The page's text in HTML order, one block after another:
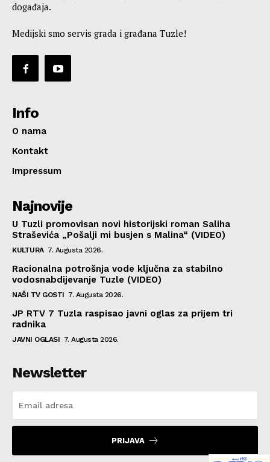
događaja.
Medijski smo servis grada i građana Tuzle!
Info
O nama
Kontakt
Impressum
Najnovije
U Tuzli promovisan novi historijski roman Saliha
Straševića „Pošalji mi busjen s Malina“ (VIDEO)
KULTURA 7. Augusta 2026.
Racionalna potrošnja vode ključna za stabilno
vodosnabdijevanje Tuzle (VIDEO)
NAŠI TV GOSTI 7. Augusta 2026.
JP RTV 7 Tuzla raspisao javni oglas za prijem tri
radnika
JAVNI OGLASI 7. Augusta 2026.
Newsletter
PRIJAVA